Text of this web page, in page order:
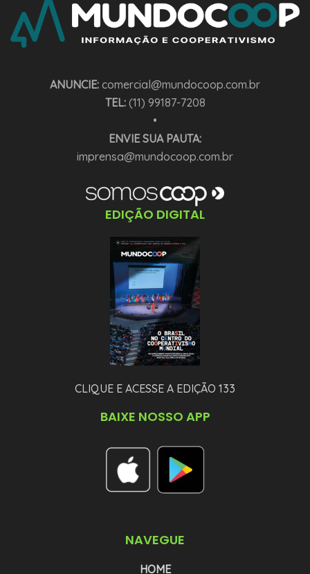
ANUNCIE: comercial@mundocoop.com.br
TEL:(11) 99187-7208
•
ENVIE SUA PAUTA:
imprensa@mundocoop.com.br
EDIÇÃO DIGITAL
CLIQUE E ACESSE A EDIÇÃO 133
BAIXE NOSSO APP
NAVEGUE
HOME